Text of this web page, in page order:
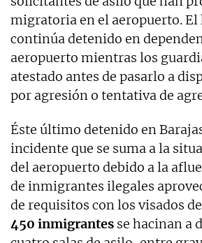
migratoria en el aeropuerto. El
continúa detenido en
aeropuerto mientras los
atestado antes de pasarlo a
por agresión o tentativa de
Éste último detenido en
incidente que se suma a la
del aeropuerto debido a la
de inmigrantes ilegales
de requisitos con los visados
450 inmigrantes se hacinan a